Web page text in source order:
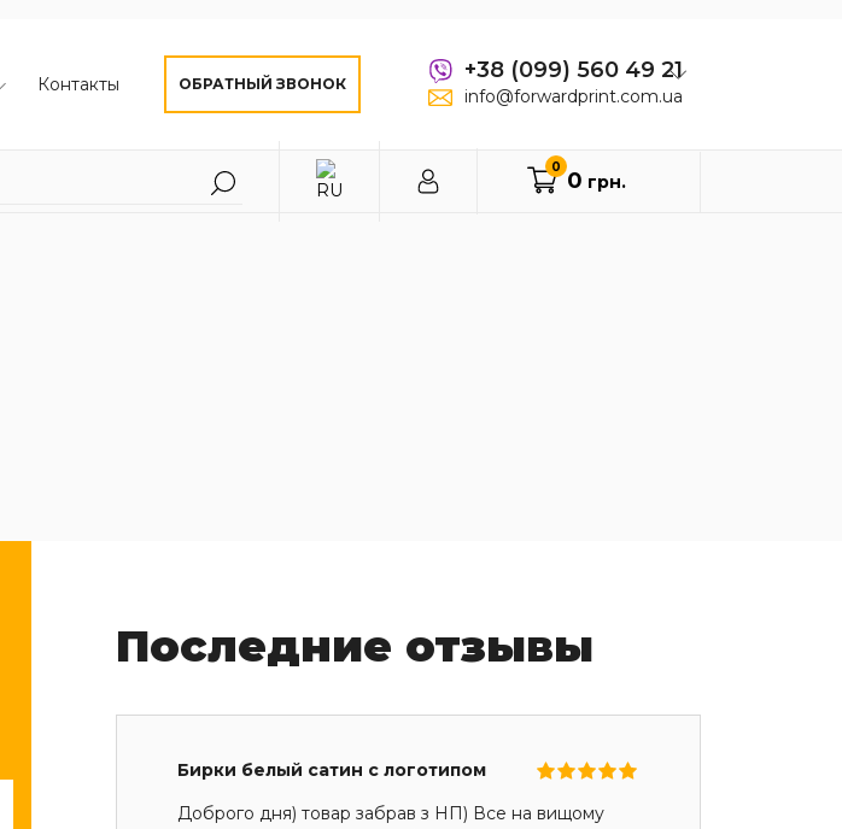
Контакты ОБРАТНЫЙ ЗВОНОК
+38 (099) 560 49 21
info@forwardprint.com.ua
0
0 грн.
Последние отзывы
Бирки белый сатин с логотипом
Доброго дня) товар забрав з НП) Все на вищому